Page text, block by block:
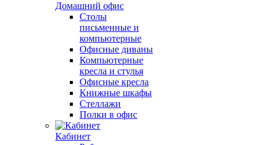
Домашний офис
Столы
письменные и
компьютерные
Офисные диваны
Компьютерные
кресла и стулья
Офисные кресла
Книжные шкафы
Стеллажи
Полки в офис
Кабинет